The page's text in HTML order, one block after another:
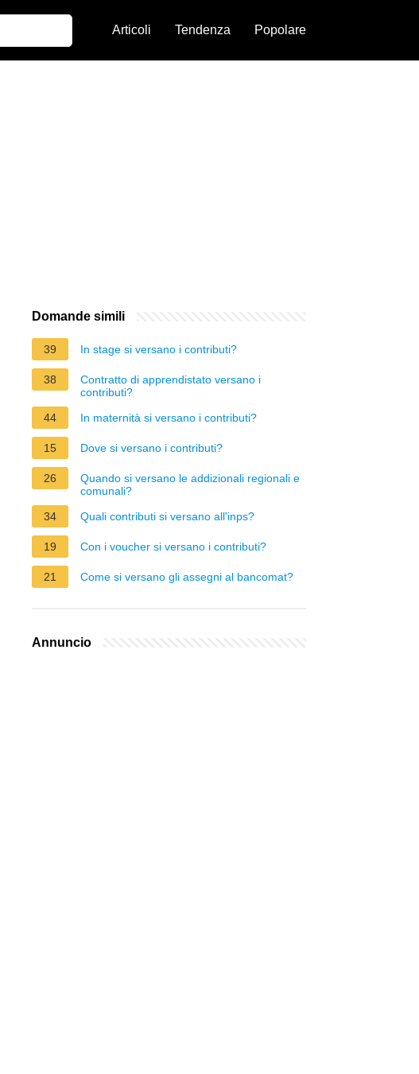
Articoli Tendenza Popolare
Domande simili
39 In stage si versano i contributi?
38
Contratto di apprendistato versano i
contributi?
44
In maternità si versano i contributi?
15 Dove si versano i contributi?
26
Quando si versano le addizionali regionali e
comunali?
34
Quali contributi si versano all'inps?
19 Con i voucher si versano i contributi?
21 Come si versano gli assegni al bancomat?
Annuncio